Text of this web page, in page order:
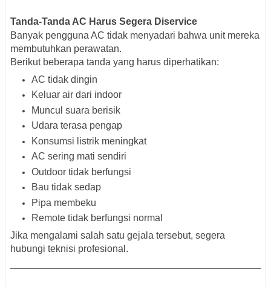
Tanda-Tanda AC Harus Segera Diservice
Banyak pengguna AC tidak menyadari bahwa unit mereka
membutuhkan perawatan.
Berikut beberapa tanda yang harus diperhatikan:
AC tidak dingin
Keluar air dari indoor
Muncul suara berisik
Udara terasa pengap
Konsumsi listrik meningkat
AC sering mati sendiri
Outdoor tidak berfungsi
Bau tidak sedap
Pipa membeku
Remote tidak berfungsi normal
Jika mengalami salah satu gejala tersebut, segera
hubungi teknisi profesional.